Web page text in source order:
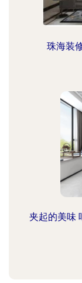
珠海装
夹起的美味